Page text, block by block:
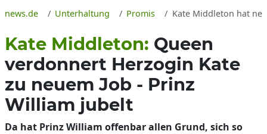
news.de Unterhaltung Promis Kate Middleton hat
Kate Middleton: Queen
verdonnert Herzogin Kate
zu neuem Job - Prinz
William jubelt
Da hat Prinz William offenbar allen Grund, sich so